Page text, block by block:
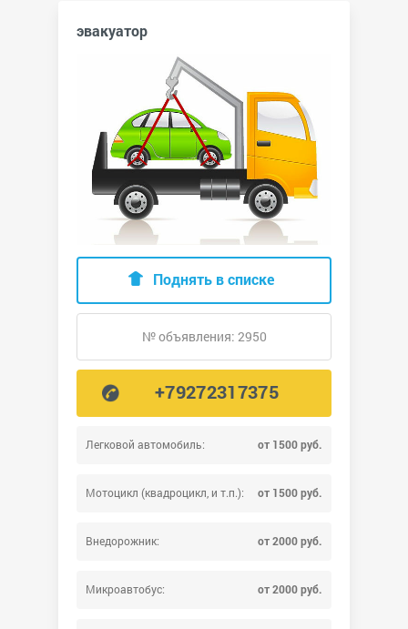
эвакуатор
Легковой автомобиль: от 1500 руб.
Мотоцикл (квадроцикл, и т.п.): от 1500 руб.
Внедорожник: от 2000 руб.
Микроавтобус: от 2000 руб.
Поднять в списке
№ объявления: 2950
+79272317375